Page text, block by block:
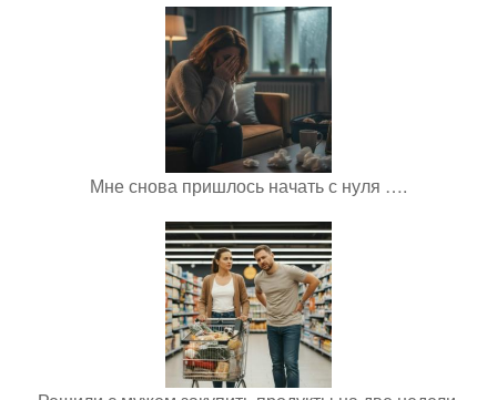
Мне снова пришлось начать с нуля ….